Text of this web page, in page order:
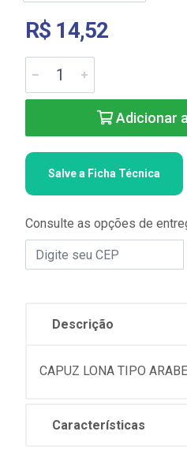
R$ 14,52
Adicionar
Salve a Ficha Técnica
Consulte as opções de
Descrição
CAPUZ LONA TIPO ARABE
Características